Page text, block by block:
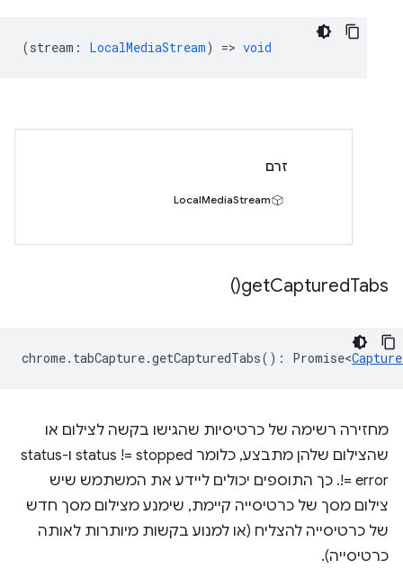
(stream : LocalMediaStream) => void
זרם
LocalMediaStream
getCapturedTabs(
)
chrome. tabCapture.getCapturedTabs() : Promise<
מחזירה רשימה של כרטיסיות שהגישו בקשה לצילום או
שהצילום שלהן מתבצע, כלומר status != stopped ו-status
!= error. כך התוספים יכולים ליידע את המשתמש שיש
צילום מסך של כרטיסייה קיימת, שימנע מצילום מסך חדש
של כרטיסייה להצליח (או למנוע בקשות מיותרות לאותה
כרטיסייה).